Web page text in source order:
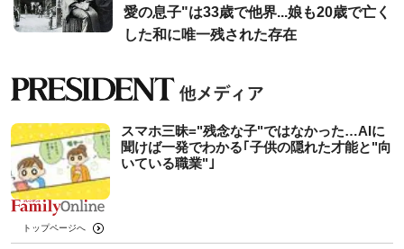
愛の息子"は33歳で他界...娘も20歳で亡く
した和に唯一残された存在
スマホ三昧="残念な子"ではなかった…AIに
聞けば一発でわかる｢子供の隠れた才能と"向
いている職業"｣
トップページへ